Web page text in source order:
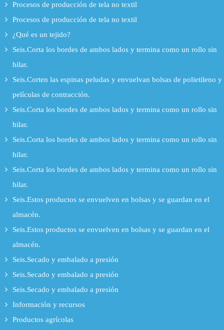
Procesos de producción de tela no textil
Procesos de producción de tela no textil
¿Qué es un tejido?
Seis.Corta los bordes de ambos lados y termina como un rollo sin
hilar.
Seis.Corten las espinas peludas y envuelvan bolsas de polietileno y
películas de contracción.
Seis.Corta los bordes de ambos lados y termina como un rollo sin
hilar.
Seis.Corta los bordes de ambos lados y termina como un rollo sin
hilar.
Seis.Corta los bordes de ambos lados y termina como un rollo sin
hilar.
Seis.Estos productos se envuelven en bolsas y se guardan en el
almacén.
Seis.Estos productos se envuelven en bolsas y se guardan en el
almacén.
Seis.Secado y embalado a presión
Seis.Secado y embalado a presión
Seis.Secado y embalado a presión
Información y recursos
Productos agrícolas